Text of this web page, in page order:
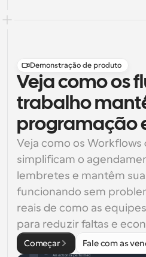
Demonstração de produto
Veja como os
trabalho
programação
Veja como os Workflows
simplificam o
lembretes e mantêm
funcionando sem
reais de como as
para reduzir faltas e
Começar Fale com as